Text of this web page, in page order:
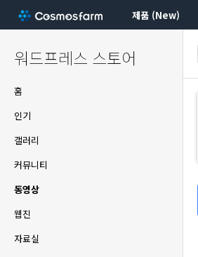
제품 (New)
워드프레스 스토어
홈
인기
갤러리
커뮤니티
동영상
웹진
자료실